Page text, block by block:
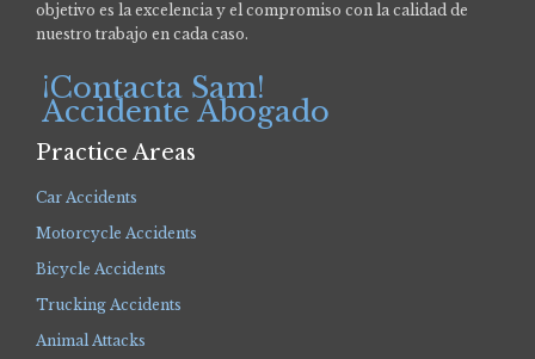
objetivo es la excelencia y el compromiso con la calidad de
nuestro trabajo en cada caso.
¡Contacta Sam!
Accidente Abogado
Practice Areas
Car Accidents
Motorcycle Accidents
Bicycle Accidents
Trucking Accidents
Animal Attacks